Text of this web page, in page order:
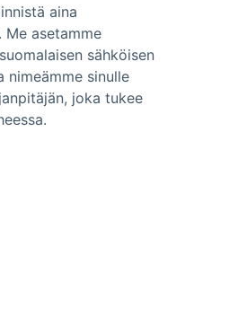
aina
asetamme
sähköisen
nimeämme sinulle
joka tukee